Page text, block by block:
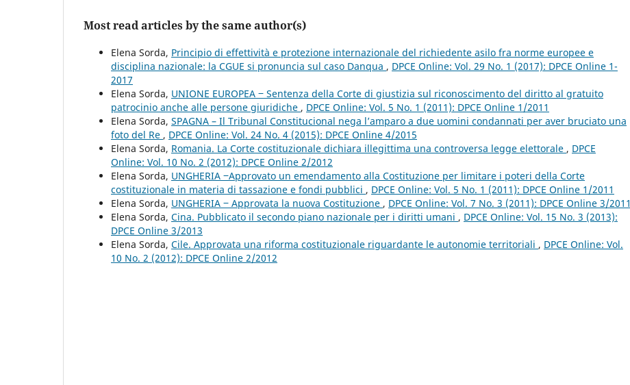
Most read articles by the same author(s)
Elena Sorda, Principio di effettività e protezione internazionale del richiedente asilo fra norme europee e
disciplina nazionale: la CGUE si pronuncia sul caso Danqua , DPCE Online: Vol. 29 No. 1 (2017): DPCE Online 1-
2017
Elena Sorda, UNIONE EUROPEA ‒ Sentenza della Corte di giustizia sul riconoscimento del diritto al gratuito
patrocinio anche alle persone giuridiche , DPCE Online: Vol. 5 No. 1 (2011): DPCE Online 1/2011
Elena Sorda, SPAGNA – Il Tribunal Constitucional nega l’amparo a due uomini condannati per aver bruciato una
foto del Re , DPCE Online: Vol. 24 No. 4 (2015): DPCE Online 4/2015
Elena Sorda, Romania. La Corte costituzionale dichiara illegittima una controversa legge elettorale , DPCE
Online: Vol. 10 No. 2 (2012): DPCE Online 2/2012
Elena Sorda, UNGHERIA ‒Approvato un emendamento alla Costituzione per limitare i poteri della Corte
costituzionale in materia di tassazione e fondi pubblici , DPCE Online: Vol. 5 No. 1 (2011): DPCE Online 1/2011
Elena Sorda, UNGHERIA ‒ Approvata la nuova Costituzione , DPCE Online: Vol. 7 No. 3 (2011): DPCE Online 3/2011
Elena Sorda, Cina. Pubblicato il secondo piano nazionale per i diritti umani , DPCE Online: Vol. 15 No. 3 (2013):
DPCE Online 3/2013
Elena Sorda, Cile. Approvata una riforma costituzionale riguardante le autonomie territoriali , DPCE Online: Vol.
10 No. 2 (2012): DPCE Online 2/2012